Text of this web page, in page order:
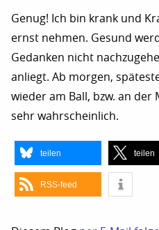
Genug! Ich bin krank und
ernst nehmen. Gesund
Gedanken nicht
anliegt. Ab morgen,
wieder am Ball, bzw. an der
sehr wahrscheinlich.
teilen teilen
RSS-feed